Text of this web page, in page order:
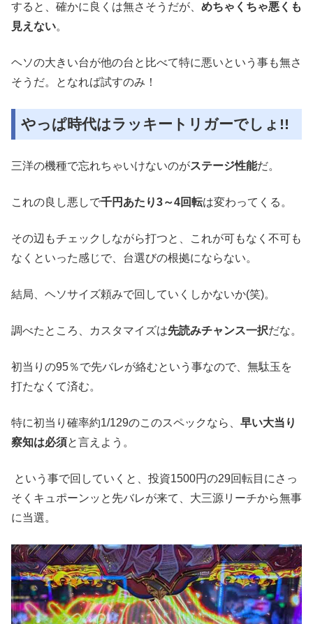
すると、確かに良くは無さそうだが、 めちゃくちゃ悪くも
見えない。
ヘソの大きい台が他の台と比べて特に悪いという事も無さ
そうだ。となれば試すのみ！
やっぱ時代はラッキートリガーでしょ!!
三洋の機種で忘れちゃいけないのがステージ性能だ。
これの良し悪しで千円あたり3～4回転は変わってくる。
その辺もチェックしながら打つと、これが可もなく不可も
なくといった感じで、台選びの根拠にならない。
結局、ヘソサイズ頼みで回していくしかないか(笑)。
調べたところ、カスタマイズは先読みチャンス一択だな。
初当りの95％で先バレが絡むという事なので、無駄玉を
打たなくて済む。
特に初当り確率約1/129のこのスペックなら、 早い大当り
察知は必須と言えよう。
という事で回していくと、投資1500円の29回転目にさっ
そくキュポーンッと先バレが来て、大三源リーチから無事
に当選。